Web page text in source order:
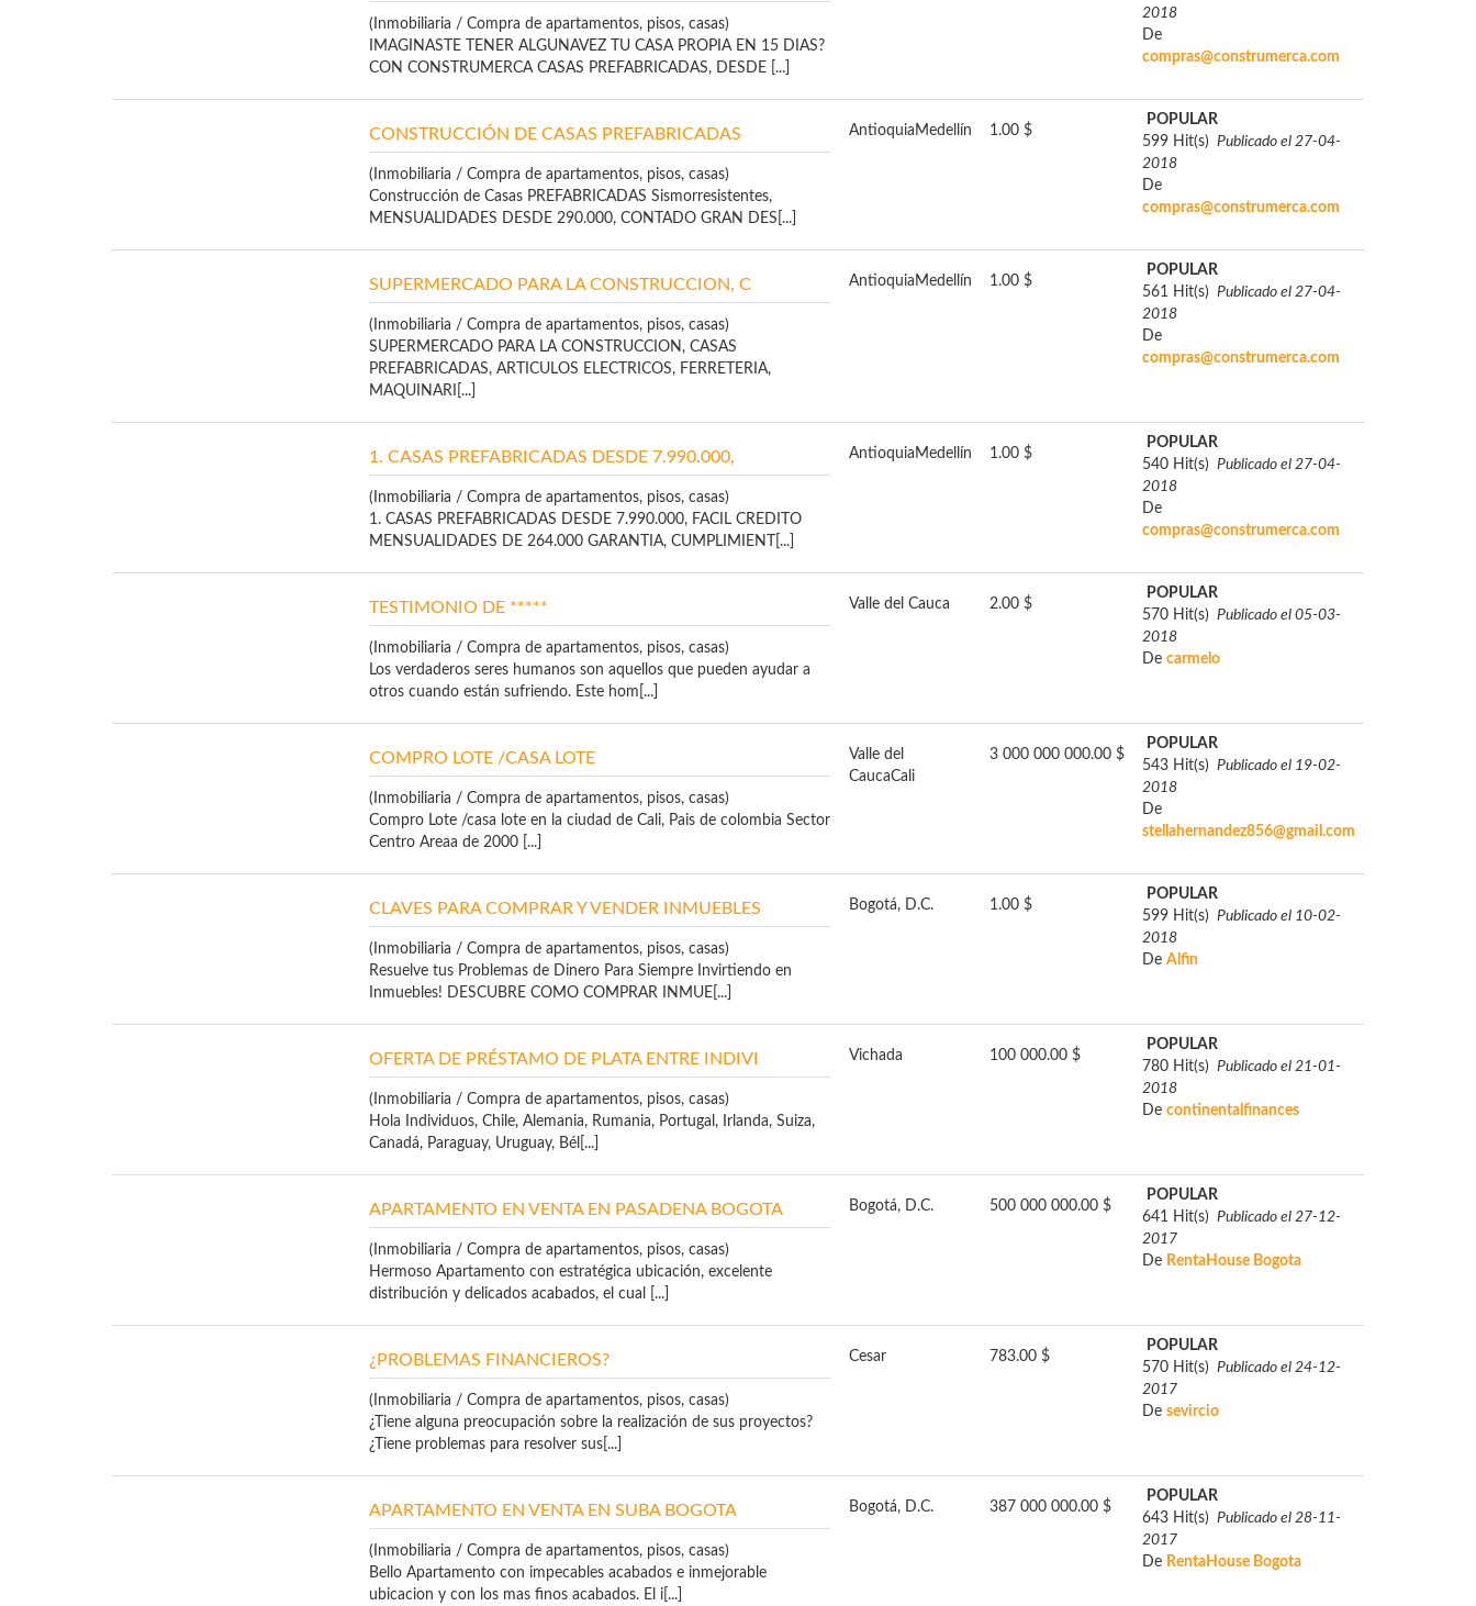
(Inmobiliaria / Compra de apartamentos, pisos, casas)
IMAGINASTE TENER ALGUNAVEZ TU CASA PROPIA EN 15 DIAS?
CON CONSTRUMERCA CASAS PREFABRICADAS, DESDE [...]
2018
De
compras@construmerca.com
CONSTRUCCIÓN DE CASAS PREFABRICADAS
(Inmobiliaria / Compra de apartamentos, pisos, casas)
Construcción de Casas PREFABRICADAS Sismorresistentes,
MENSUALIDADES DESDE 290.000, CONTADO GRAN DES[...]
Antioquia Medellín 1.00 $
POPULAR
599 Hit(s) Publicado el 27-04-
2018
De
compras@construmerca.com
SUPERMERCADO PARA LA CONSTRUCCION, C
(Inmobiliaria / Compra de apartamentos, pisos, casas)
SUPERMERCADO PARA LA CONSTRUCCION, CASAS
PREFABRICADAS, ARTICULOS ELECTRICOS, FERRETERIA,
MAQUINARI[...]
Antioquia Medellín 1.00 $
POPULAR
561 Hit(s) Publicado el 27-04-
2018
De
compras@construmerca.com
1. CASAS PREFABRICADAS DESDE 7.990.000,
(Inmobiliaria / Compra de apartamentos, pisos, casas)
1. CASAS PREFABRICADAS DESDE 7.990.000, FACIL CREDITO
MENSUALIDADES DE 264.000 GARANTIA, CUMPLIMIENT[...]
Antioquia Medellín 1.00 $
POPULAR
540 Hit(s) Publicado el 27-04-
2018
De
compras@construmerca.com
TESTIMONIO DE *****
(Inmobiliaria / Compra de apartamentos, pisos, casas)
Los verdaderos seres humanos son aquellos que pueden ayudar a
otros cuando están sufriendo. Este hom[...]
Valle del Cauca 2.00 $
POPULAR
570 Hit(s) Publicado el 05-03-
2018
De carmelo
COMPRO LOTE /CASA LOTE
(Inmobiliaria / Compra de apartamentos, pisos, casas)
Compro Lote /casa lote en la ciudad de Cali, Pais de colombia Sector
Centro Areaa de 2000 [...]
Valle del
CaucaCali
3 000 000 000.00 $
POPULAR
543 Hit(s) Publicado el 19-02-
2018
De
stellahernandez856@gmail.com
CLAVES PARA COMPRAR Y VENDER INMUEBLES
(Inmobiliaria / Compra de apartamentos, pisos, casas)
Resuelve tus Problemas de Dinero Para Siempre Invirtiendo en
Inmuebles! DESCUBRE COMO COMPRAR INMUE[...]
Bogotá, D.C. 1.00 $
POPULAR
599 Hit(s) Publicado el 10-02-
2018
De Alfin
OFERTA DE PRÉSTAMO DE PLATA ENTRE INDIVI
(Inmobiliaria / Compra de apartamentos, pisos, casas)
Hola Individuos, Chile, Alemania, Rumania, Portugal, Irlanda, Suiza,
Canadá, Paraguay, Uruguay, Bél[...]
Vichada 100 000.00 $
POPULAR
780 Hit(s) Publicado el 21-01-
2018
De continentalfinances
APARTAMENTO EN VENTA EN PASADENA BOGOTA
(Inmobiliaria / Compra de apartamentos, pisos, casas)
Hermoso Apartamento con estratégica ubicación, excelente
distribución y delicados acabados, el cual [...]
Bogotá, D.C. 500 000 000.00 $
POPULAR
641 Hit(s) Publicado el 27-12-
2017
De RentaHouse Bogota
¿PROBLEMAS FINANCIEROS?
(Inmobiliaria / Compra de apartamentos, pisos, casas)
¿Tiene alguna preocupación sobre la realización de sus proyectos?
¿Tiene problemas para resolver sus[...]
Cesar 783.00 $
POPULAR
570 Hit(s) Publicado el 24-12-
2017
De sevircio
APARTAMENTO EN VENTA EN SUBA BOGOTA
(Inmobiliaria / Compra de apartamentos, pisos, casas)
Bello Apartamento con impecables acabados e inmejorable
ubicacion y con los mas finos acabados. El i[...]
Bogotá, D.C. 387 000 000.00 $
POPULAR
643 Hit(s) Publicado el 28-11-
2017
De RentaHouse Bogota